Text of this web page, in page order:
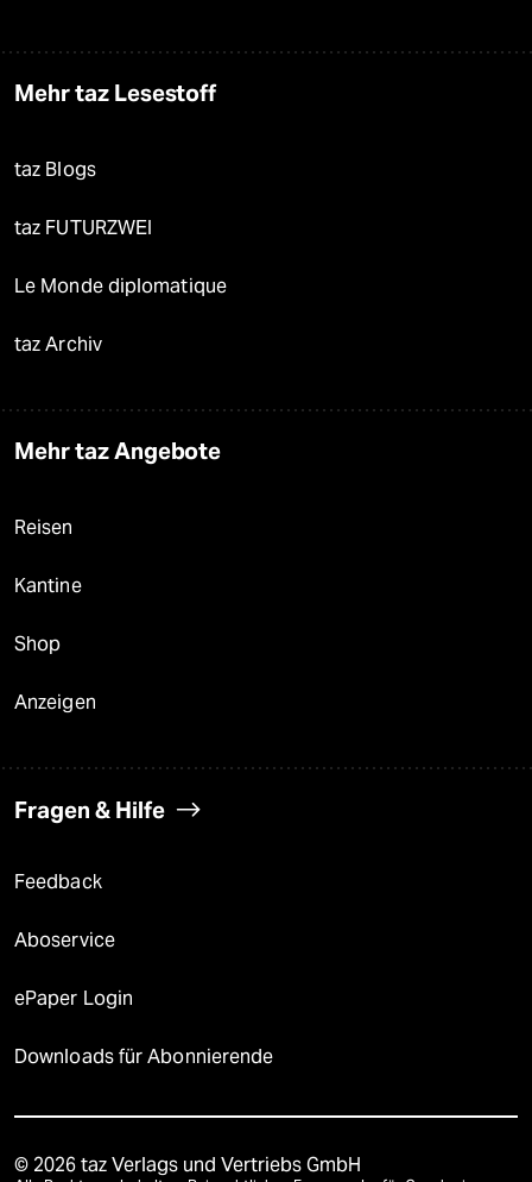
Mehr taz Lesestoff
taz Blogs
taz FUTURZWEI
Le Monde diplomatique
taz Archiv
Mehr taz Angebote
Reisen
Kantine
Shop
Anzeigen
Fragen & Hilfe
Feedback
Aboservice
ePaper Login
Downloads für Abonnierende
© 2026 taz Verlags und Vertriebs GmbH